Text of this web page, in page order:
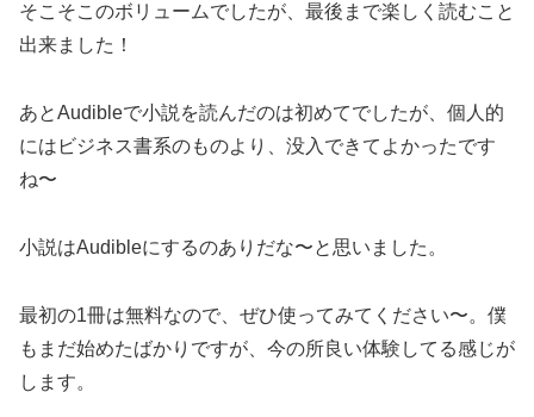
そこそこのボリュームでしたが、最後まで楽しく読むこと
出来ました！
あとAudibleで小説を読んだのは初めてでしたが、個人的
にはビジネス書系のものより、没入できてよかったです
ね〜
小説はAudibleにするのありだな〜と思いました。
最初の1冊は無料なので、ぜひ使ってみてください〜。僕
もまだ始めたばかりですが、今の所良い体験してる感じが
します。